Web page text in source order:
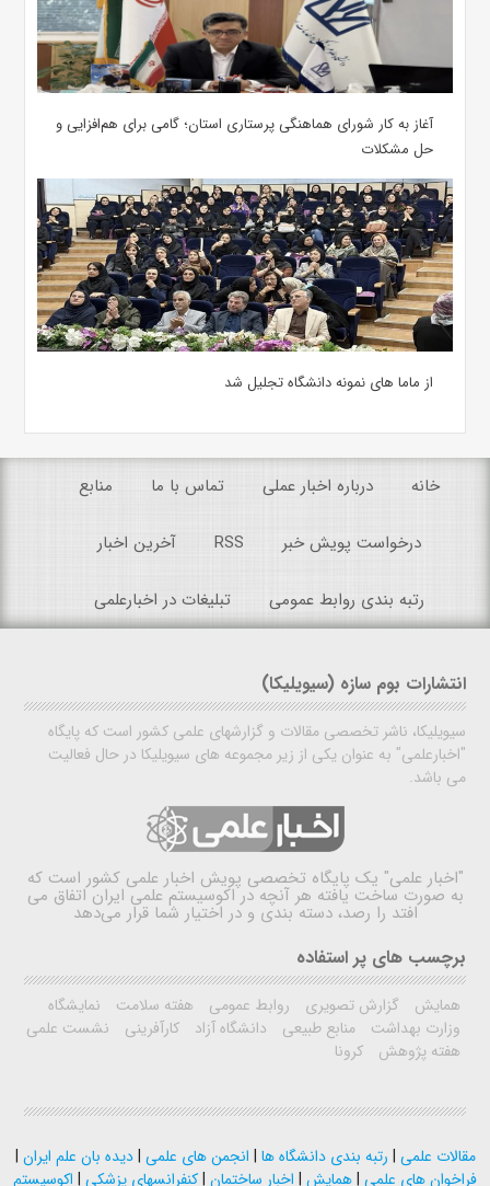
آغاز به کار شورای هماهنگی پرستاری استان؛ گامی برای هم‌افزایی و
حل مشکلات
از ماما های نمونه دانشگاه تجلیل شد
خانه درباره اخبار عملی تماس با ما منابع
درخواست پویش خبر RSS آخرین اخبار
رتبه بندی روابط عمومی تبلیغات در اخبارعلمی
انتشارات بوم سازه (سیویلیکا)
سیویلیکا، ناشر تخصصی مقالات و گزارشهای علمی کشور است که پایگاه
"اخبارعلمی" به عنوان یکی از زیر مجموعه های سیویلیکا در حال فعالیت
می باشد.
"اخبار علمی" یک پایگاه تخصصی پویش اخبار علمی کشور است که
به صورت ساخت یافته هر آنچه در اکوسیستم علمی ایران اتفاق می
افتد را رصد، دسته بندی و در اختیار شما قرار می‌دهد
برچسب های پر استفاده
همایش گزارش تصویری روابط عمومی هفته سلامت
نمایشگاه
وزارت بهداشت
منابع طبیعی دانشگاه آزاد کارآفرینی
نشست علمی
هفته پژوهش
کرونا
مقالات علمی | رتبه بندی دانشگاه ها | انجمن های علمی |دیده بان علم ایران |
فراخوان های علمی |همایش | اخبار ساختمان |کنفرانسهای پزشکی | اکوسیستم